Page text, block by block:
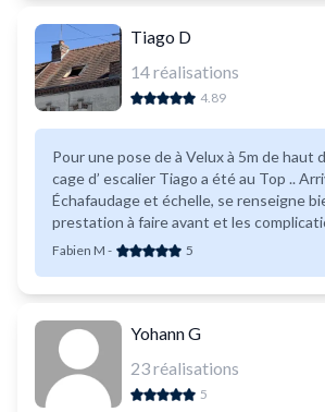
Tiago D
14réalisations
4.89
Pour une pose de à Velux à 5m de haut
cage d’ escalier Tiago a été au Top .. Arrivé avec
Échafaudage et échelle, se renseigne
prestation à faire avant et les
possibles, pose du velux et création d’
Fabien M - 5
Yohann G
23réalisations
5